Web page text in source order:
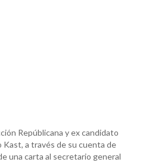
Repúblicana y ex candidato
a través de su cuenta de
una carta al secretario general